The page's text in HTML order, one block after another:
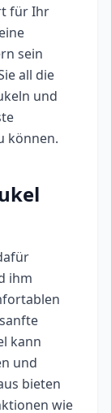
für Ihr
sein
all die
und
können.
ihm
kann
und
bieten
wie